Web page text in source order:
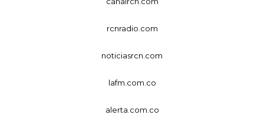
rcnradio.com
noticiasrcn.com
lafm.com.co
alerta.com.co